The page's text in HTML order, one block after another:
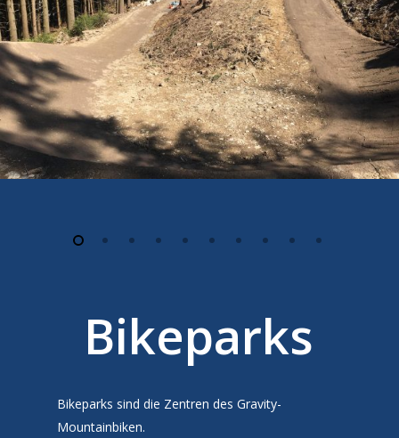
Bikeparks
Bikeparks sind die Zentren des Gravity-
Mountainbiken.